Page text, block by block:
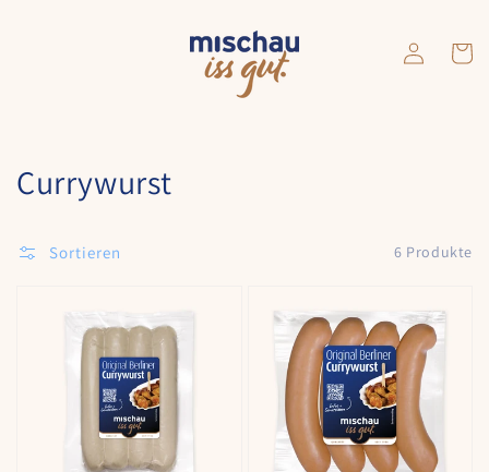
Einloggen
Kategorie:
Currywurst
Sortieren 6 Produkte